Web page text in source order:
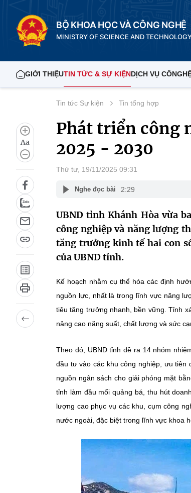
BỘ KHOA HỌC VÀ CÔNG NGHỆ
MINISTRY OF SCIENCE AND
GIỚI THIỆUTIN TỨC & SỰ KIỆNDỊCH VỤ CÔNG
Aa
Tin tức Sự kiện Tin tổng hợp
Phát triển công
2025 - 2030
Thứ tư, 19/11/2025 09:31
Nghe đọc bài 2:29
UBND tỉnh Khánh Hòa vừa
công nghiệp và năng lượng
tăng trưởng kinh tế hai con
của UBND tỉnh.
Kế hoạch nhằm cụ thể hóa các định
nguồn lực, nhất là trong lĩnh vực năng
tiêu tăng trưởng nhanh, bền vững. Tỉnh
nâng cao năng suất, chất lượng và sức
Theo đó, UBND tỉnh đề ra 14 nhóm
đầu tư vào các khu công nghiệp, ưu
nguồn ngân sách cho giải phóng mặt
tỉnh làm đầu mối quảng bá, thu hút
lượng cao phục vụ các khu, cụm công
nước ngoài, đặc biệt trong lĩnh vực khoa